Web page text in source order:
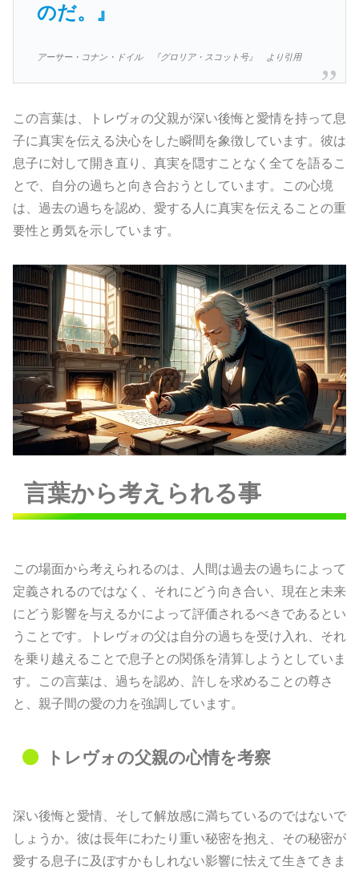
のだ。』
アーサー・コナン・ドイル 『グロリア・スコット号』 より引用
この言葉は、トレヴォの父親が深い後悔と愛情を持って息
子に真実を伝える決心をした瞬間を象徴しています。彼は
息子に対して開き直り、真実を隠すことなく全てを語るこ
とで、自分の過ちと向き合おうとしています。この心境
は、過去の過ちを認め、愛する人に真実を伝えることの重
要性と勇気を示しています。
言葉から考えられる事
この場面から考えられるのは、人間は過去の過ちによって
定義されるのではなく、それにどう向き合い、現在と未来
にどう影響を与えるかによって評価されるべきであるとい
うことです。トレヴォの父は自分の過ちを受け入れ、それ
を乗り越えることで息子との関係を清算しようとしていま
す。この言葉は、過ちを認め、許しを求めることの尊さ
と、親子間の愛の力を強調しています。
トレヴォの父親の心情を考察
深い後悔と愛情、そして解放感に満ちているのではないで
しょうか。彼は長年にわたり重い秘密を抱え、その秘密が
愛する息子に及ぼすかもしれない影響に怯えて生きてきま